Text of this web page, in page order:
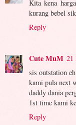
Kita kena
kurang bebel
Reply
Cute MuM 21
sis outstation
kami pula next
daddy dania
1st time kami
Reply